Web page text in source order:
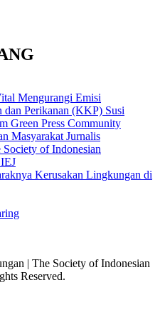
Mengurangi Emisi
Kerusakan Lingkungan di
| The Society of Indonesian
Reserved.